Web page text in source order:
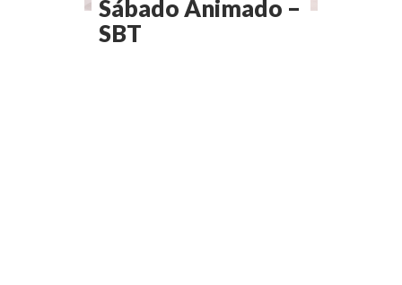
Sábado Animado –
SBT